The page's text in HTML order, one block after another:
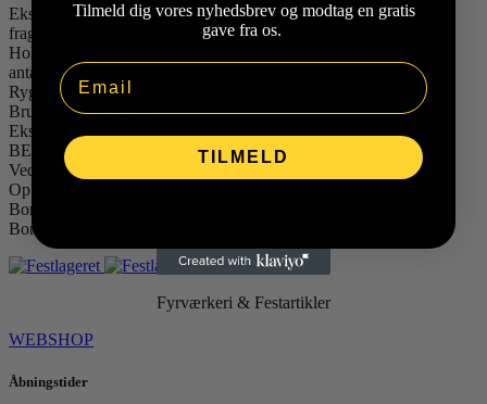
Eksplosiv, fare for brand, eksplosion eller udslyngning af
fragmenter.
Holdes væk varme/gnister/åben ild/varme overflader og andre
antændelseskilder.
Rygning forbudt.
Brug øjenbeskyttelse.
Eksplosionsfare ved brand.
BEKÆMP IKKE branden, hvis denne når eksplosiverne.
Ved brand; evakuer området.
Opbevares i overensstemmelse med gældende lovgivning.
Bortskaffes i overensstemmelse med nationale regler.
Bortskaffes som farligt affald.
Fyrværkeri & Festartikler
WEBSHOP
Åbningstider
Tilmeld dig vores nyhedsbrev og modtag en gratis
gave fra os.
Email
TILMELD